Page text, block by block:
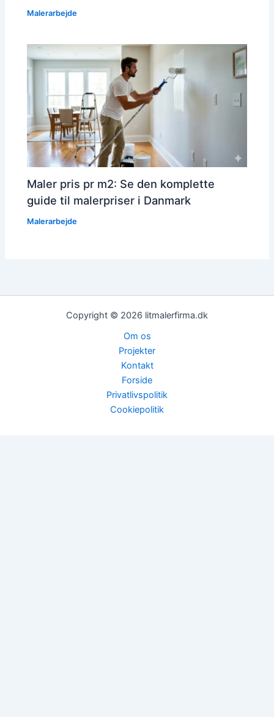
Malerarbejde
Maler pris pr m2: Se den komplette
guide til malerpriser i Danmark
Malerarbejde
Copyright © 2026 litmalerfirma.dk
Om os
Projekter
Kontakt
Forside
Privatlivspolitik
Cookiepolitik